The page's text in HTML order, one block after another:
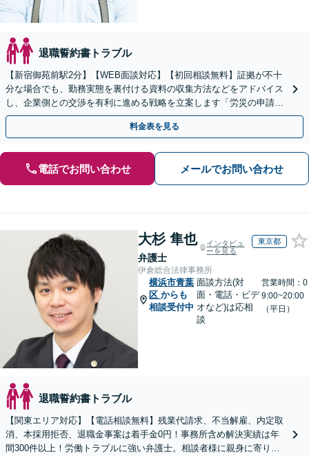
退職誓約書トラブル
【新宿御苑前駅2分】【WEB面談対応】【初回相談無料】証拠が不十
分な場合でも、勤務実態を裏付ける資料の収集方法などをアドバイス
し、企業側との交渉を有利に進める戦略を立案します「労災の申請か
ら損害賠償請求までサポート／過労死・過労自殺など」
料金表を見る
電話でお問い合わせ メールでお問い合わせ
大杉 隼也
弁護士
インタビュ
ーを見る
東京都
伊倉総合法律事務所
横浜市青葉
区 からも
相談受付中
面談方法(対
面・電話・ビデ
オなど)は応相
談
営業時間：0
9:00~20:00
（平日）
退職誓約書トラブル
【関東エリア対応】【電話相談無料】残業代請求、不当解雇、内定取
消、本採用拒否、退職金事案は着手金0円！事務所含め解決実績は年
間300件以上！労働トラブルに強い弁護士。相談者様に親身に寄り添